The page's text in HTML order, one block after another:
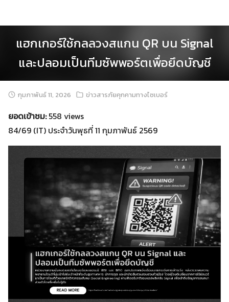
แฮกเกอร์ใช้กลลวงสแกน QR บน Signal
และปลอมเป็นทีมซัพพอร์ตเพื่อยึดบัญชี
กุมภาพันธ์ 11, 2026 ข่าวสารภัยคุกคามทางไซเบอร์
ยอดเข้าชม:558 views
84/69 (IT) ประจำวันพุธที่ 11 กุมภาพันธ์ 2569